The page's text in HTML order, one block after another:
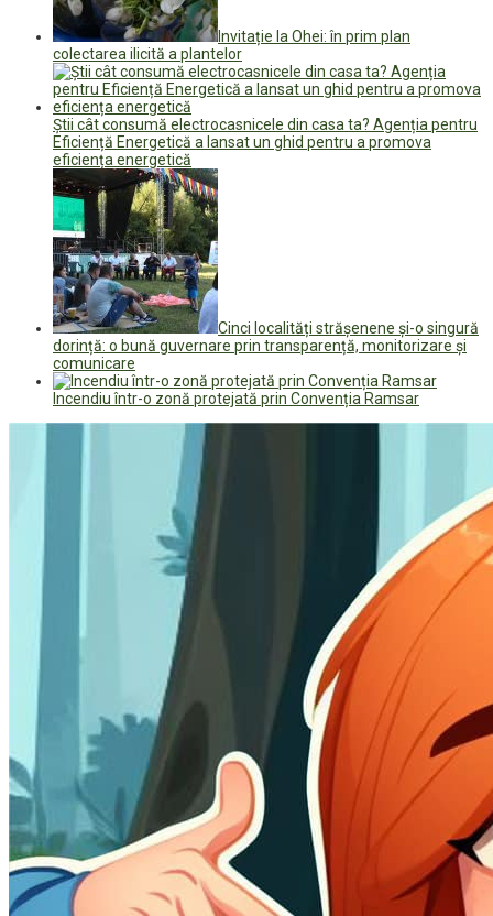
Invitație la Ohei: în prim plan
colectarea ilicită a plantelor
Știi cât consumă electrocasnicele din casa ta? Agenția pentru
Eficiență Energetică a lansat un ghid pentru a promova
eficiența energetică
Cinci localități strășenene și-o singură
dorință: o bună guvernare prin transparență, monitorizare și
comunicare
Incendiu într-o zonă protejată prin Convenția Ramsar